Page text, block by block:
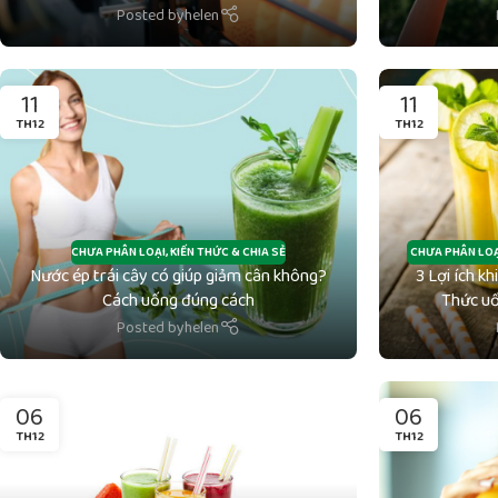
Posted byhelen
11
TH12
CHƯA PHÂN LOẠI,KIẾN THỨC & CHIA SẺ
Nước ép trái cây có giúp giảm cân không?
Cách uống đúng cách
Posted byhelen
11
TH12
CHƯA PHÂN
3 Lợi ích
Thức
06
TH12 06
TH12